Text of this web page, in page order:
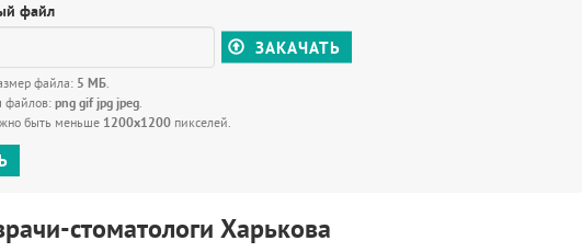
файл
ЗАКАЧАТЬ
файла: 5 МБ.
файлов: png gif jpg jpeg.
быть меньше 1200x1200 пикселей.
стоматологи Харькова